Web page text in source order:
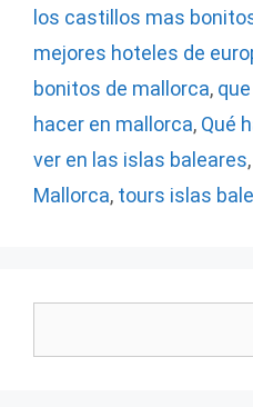
los castillos mas
mejores hoteles de
bonitos de mallorca,
hacer en mallorca, Qué
ver en las islas baleares,
Mallorca, tours islas